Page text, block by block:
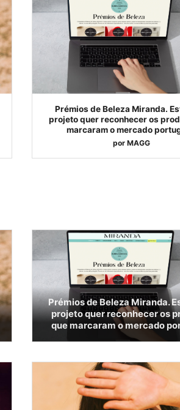
Prémios de Beleza Miranda.
projeto quer reconhecer os
marcaram o mercado
por MAGG
Prémios de Beleza Miranda.
projeto quer reconhecer os
que marcaram o mercado